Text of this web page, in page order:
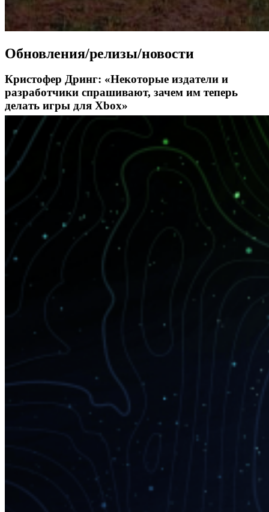
Обновления/релизы/новости
Кристофер Дринг: «Некоторые издатели и
разработчики спрашивают, зачем им теперь
делать игры для Xbox»